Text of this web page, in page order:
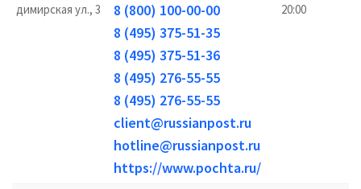
димирская ул., 3
8 (800) 100-00-00
8 (495) 375-51-35
8 (495) 375-51-36
8 (495) 276-55-55
8 (495) 276-55-55
client@russianpost.ru
hotline@russianpost.ru
https://www.pochta.ru/
20:00